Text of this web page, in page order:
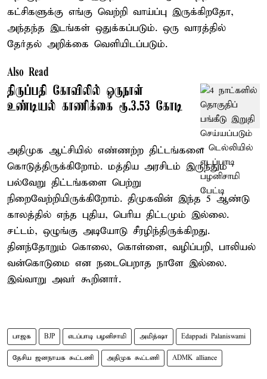
கட்சிகளுக்கு எங்கு வெற்றி வாய்ப்பு இருக்கிறதோ,
அந்தந்த இடங்கள் ஒதுக்கப்படும். ஒரு வாரத்தில்
தேர்தல் அறிக்கை வெளியிடப்படும்.
Also Read
திருப்பதி கோவிலில் ஒருநாள்
உண்டியல் காணிக்கை ரூ.3.53 கோடி
அதிமுக ஆட்சியில் எண்ணற்ற திட்டங்களை
கொடுத்திருக்கிறோம். மத்திய அரசிடம் இருந்தும்
பல்வேறு திட்டங்களை பெற்று
நிறைவேற்றியிருக்கிறோம். திமுகவின் இந்த 5 ஆண்டு
காலத்தில் எந்த புதிய, பெரிய திட்டமும் இல்லை.
சட்டம், ஒழுங்கு அடியோடு சீரழிந்திருக்கிறது.
தினந்தோறும் கொலை, கொள்ளை, வழிப்பறி, பாலியல்
வன்கொடுமை என நடைபெறாத நாளே இல்லை.
இவ்வாறு அவர் கூறினார்.
பாஜக BJP எடப்பாடி பழனிசாமி அமித்ஷா Edappadi Palaniswami
தேசிய ஜனநாயக கூட்டணி அதிமுக கூட்டணி ADMK alliance